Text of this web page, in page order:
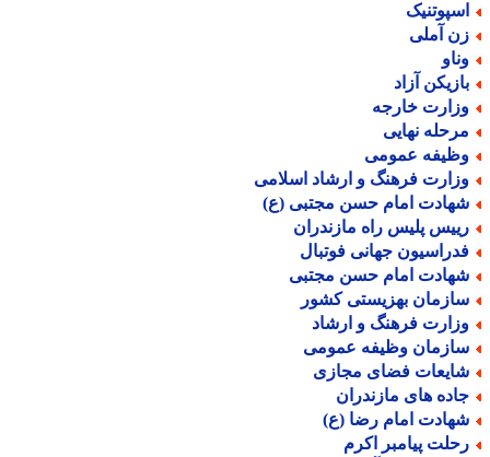
آملی
آزاد
خارجه
نهایی
عمومی
فرهنگ و ارشاد اسلامی
امام حسن مجتبی (ع)
پلیس راه مازندران
جهانی فوتبال
امام حسن مجتبی
بهزیستی کشور
فرهنگ و ارشاد
وظیفه عمومی
فضای مجازی
های مازندران
امام رضا (ع)
پیامبر اکرم